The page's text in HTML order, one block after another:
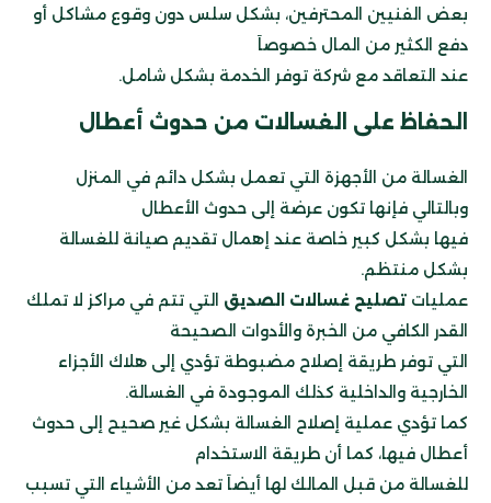
بعض الفنيين المحترفين، بشكل سلس دون وقوع مشاكل أو
دفع الكثير من المال خصوصاَ
عند التعاقد مع شركة توفر الخدمة بشكل شامل.
الحفاظ على الغسالات من حدوث أعطال
الغسالة من الأجهزة التي تعمل بشكل دائم في المنزل
وبالتالي فإنها تكون عرضة إلى حدوث الأعطال
فيها بشكل كبير خاصة عند إهمال تقديم صيانة للغسالة
بشكل منتظم.
عمليات تصليح غسالات الصديق التي تتم في مراكز لا تملك
القدر الكافي من الخبرة والأدوات الصحيحة
التي توفر طريقة إصلاح مضبوطة تؤدي إلى هلاك الأجزاء
الخارجية والداخلية كذلك الموجودة في الغسالة.
كما تؤدي عملية إصلاح الغسالة بشكل غير صحيح إلى حدوث
أعطال فيها، كما أن طريقة الاستخدام
للغسالة من قبل المالك لها أيضاَ تعد من الأشياء التي تسبب